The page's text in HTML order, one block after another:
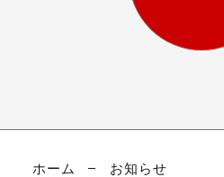
ホーム お知らせ